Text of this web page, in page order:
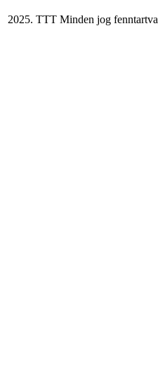
2025. TTT Minden jog fenntartva